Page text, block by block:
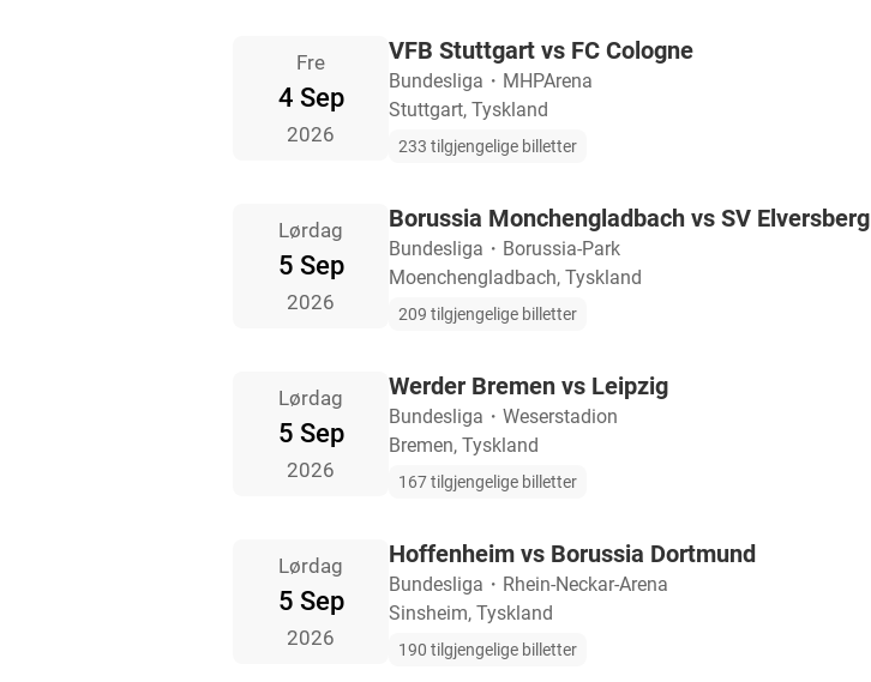
Fre
4 Sep
2026
VFB Stuttgart vs FC Cologne
Bundesliga ・ MHPArena
Stuttgart, Tyskland
233 tilgjengelige billetter
Lørdag
5 Sep
2026
Borussia Monchengladbach vs SV Elversberg
Bundesliga ・ Borussia-Park
Moenchengladbach, Tyskland
209 tilgjengelige billetter
Lørdag
5 Sep
2026
Werder Bremen vs Leipzig
Bundesliga ・ Weserstadion
Bremen, Tyskland
167 tilgjengelige billetter
Lørdag
5 Sep
2026
Hoffenheim vs Borussia Dortmund
Bundesliga ・ Rhein-Neckar-Arena
Sinsheim, Tyskland
190 tilgjengelige billetter